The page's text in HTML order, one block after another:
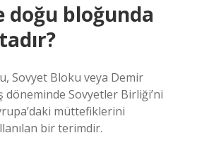
doğu bloğunda
Sovyet Bloku veya Demir
döneminde Sovyetler Birliği’ni
müttefiklerini
bir terimdir.